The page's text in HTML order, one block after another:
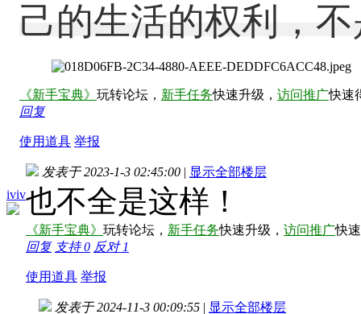
己的生活的权利，
《新手宝典》 玩转论坛， 新手任务快速升级， 访问推广快速
回复
使用道具 举报
iviv
发表于 2023-1-3 02:45:00 | 显示全部楼层
也不全是这样！
《新手宝典》 玩转论坛， 新手任务快速升级， 访问推广快
回复 支持0 反对 1
使用道具 举报
发表于 2024-11-3 00:09:55 | 显示全部楼层